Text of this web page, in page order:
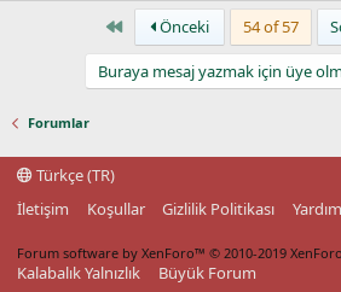
First Önceki 54 of 57
Buraya mesaj yazmak için üye
Forumlar
Türkçe (TR)
İletişim
Koşullar Gizlilik Politikası Yardım
Forum software by XenForo™ © 2010-2019
Kalabalık Yalnızlık Büyük Forum